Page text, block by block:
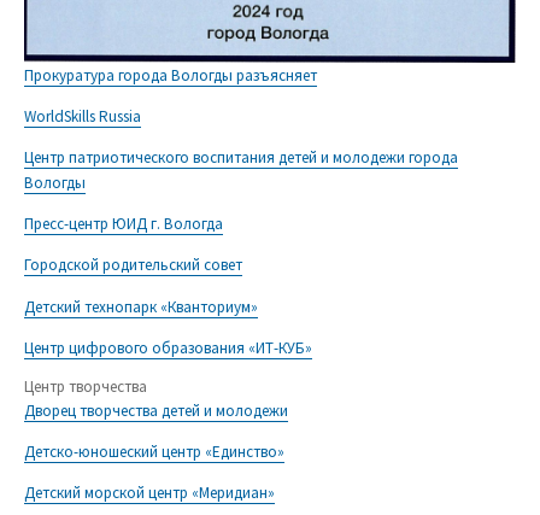
Прокуратура города Вологды разъясняет
WorldSkills Russia
Центр патриотического воспитания детей и молодежи города
Вологды
Пресс-центр ЮИД г. Вологда
Городской родительский совет
Детский технопарк «Кванториум»
Центр цифрового образования «ИТ-КУБ»
Центр творчества
Дворец творчества детей и молодежи
Детско-юношеский центр «Единство»
Детский морской центр «Меридиан»